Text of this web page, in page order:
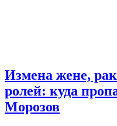
Измена жене, рак
ролей: куда
Морозов